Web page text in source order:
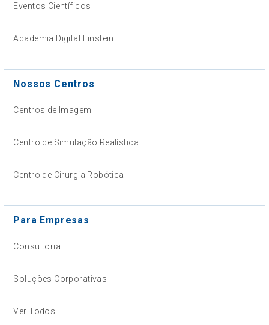
Eventos Científicos
Academia Digital Einstein
Nossos Centros
Centros de Imagem
Centro de Simulação Realística
Centro de Cirurgia Robótica
Para Empresas
Consultoria
Soluções Corporativas
Ver Todos